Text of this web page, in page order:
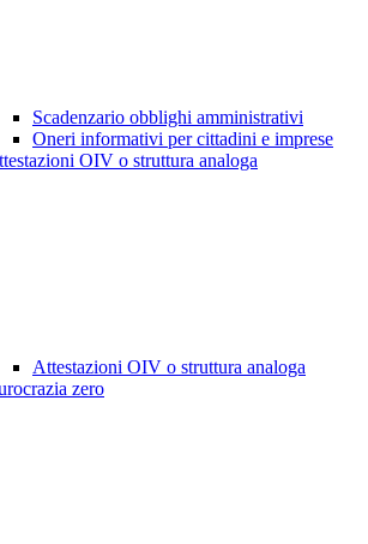
Scadenzario obblighi amministrativi
Oneri informativi per cittadini e imprese
OIV o struttura analoga
Attestazioni OIV o struttura analoga
zero